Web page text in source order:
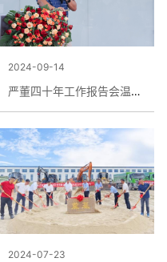
2024-09-14
严董四十年工作报告会温情举办
2024-07-23